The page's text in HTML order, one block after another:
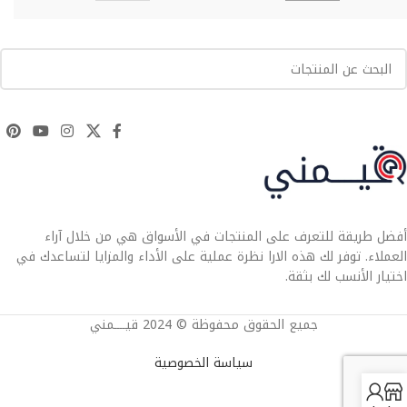
أفضل طريقة للتعرف على المنتجات في الأسواق هي من خلال آراء
العملاء. توفر لك هذه الارا نظرة عملية على الأداء والمزايا لتساعدك في
اختيار الأنسب لك بثقة.
جميع الحقوق محفوظة © 2024 قيــــمني
سياسة الخصوصية